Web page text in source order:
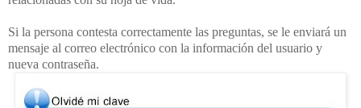
Si la persona contesta correctamente las preguntas, se le enviará un
mensaje al correo electrónico con la información del usuario y
nueva contraseña.